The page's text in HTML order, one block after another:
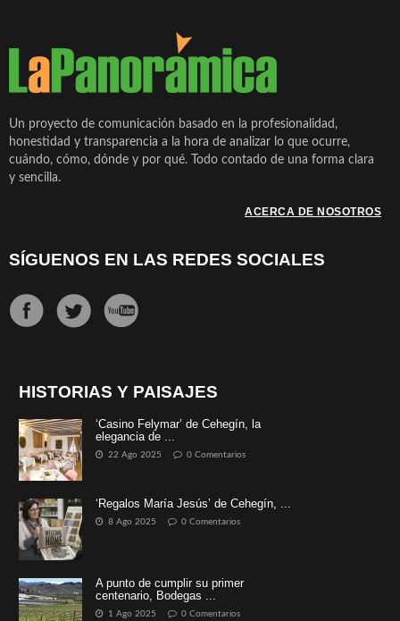
Un proyecto de comunicación basado en la profesionalidad,
honestidad y transparencia a la hora de analizar lo que ocurre,
cuándo, cómo, dónde y por qué. Todo contado de una forma clara
y sencilla.
ACERCA DE NOSOTROS
SÍGUENOS EN LAS REDES SOCIALES
HISTORIAS Y PAISAJES
‘Casino Felymar’ de Cehegín, la
elegancia de ...
22 Ago 2025 0 Comentarios
‘Regalos María Jesús’ de Cehegín, ...
8 Ago 2025 0 Comentarios
A punto de cumplir su primer
centenario, Bodegas ...
1 Ago 2025 0 Comentarios